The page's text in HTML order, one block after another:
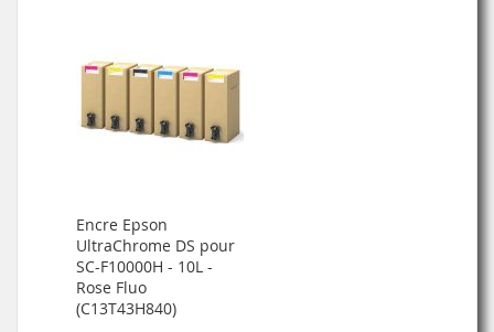
Encre Epson
UltraChrome DS pour
SC-F10000H - 10L -
Rose Fluo
(C13T43H840)